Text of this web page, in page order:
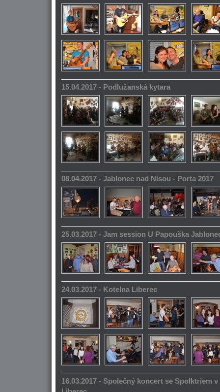
15.04.2017 - Podlužanská kytara
08.04.2017 - Jablonec nad Nisou - Porta 2017
25.03.2017 - Jam session U Papouška
24.03.2017 - Kotelna Liberec
16.03.2017 - Společný koncert se Spolktriem